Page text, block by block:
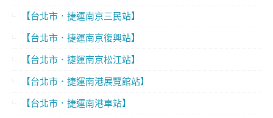
【台北市．捷運南京三民站】
【台北市．捷運南京復興站】
【台北市．捷運南京松江站】
【台北市．捷運南港展覽館站】
【台北市．捷運南港車站】